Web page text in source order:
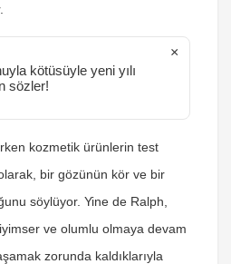
kötüsüyle yeni yılı
sözler!
×
kozmetik ürünlerin test
bir gözünün kör ve bir
söylüyor. Yine de Ralph,
ve olumlu olmaya devam
zorunda kaldıklarıyla